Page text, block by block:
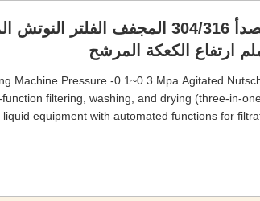
Machine Pressure -0.1~0.3 Mpa Agitated
filtering, washing, and drying (three-in-
liquid equipment with automated functions for